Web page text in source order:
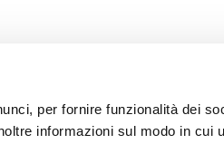
per fornire funzionalità dei
informazioni sul modo in cui
i tre punti. Finisce 1-0. Oltre